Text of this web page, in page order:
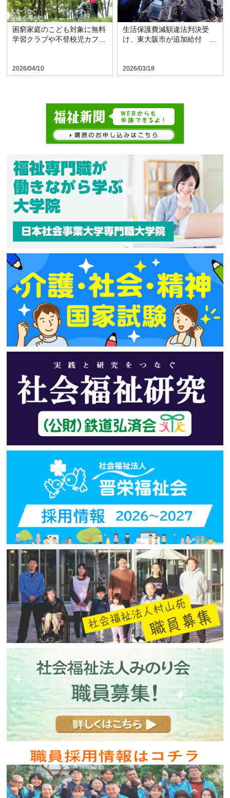
2026/04/10
困窮家庭のこども対象に無料
学習クラブや不登校児カフェ
2026/03/18
生活保護費減額違法判決受
け、東大阪市が追加給付 原